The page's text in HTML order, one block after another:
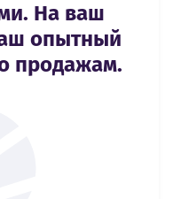
На ваш
опытный
продажам.